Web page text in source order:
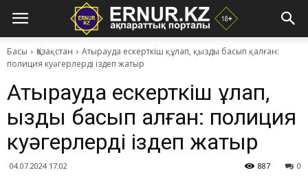
Басы Қазақстан
Атырауда ескерткіш құлап, қызды басып қалған:
полиция куәгерлерді іздеп жатыр
Атырауда ескерткіш құлап,
қызды басып қалған: полиция
куәгерлерді іздеп жатыр
04.07.2024 17:02 0
887